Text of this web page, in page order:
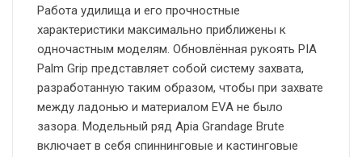
Работа удилища и его прочностные
характеристики максимально приближены к
одночастным моделям. Обновлённая рукоять PIA
Palm Grip представляет собой систему захвата,
разработанную таким образом, чтобы при захвате
между ладонью и материалом EVA не было
зазора. Модельный ряд Apia Grandage Brute
включает в себя спиннинговые и кастинговые